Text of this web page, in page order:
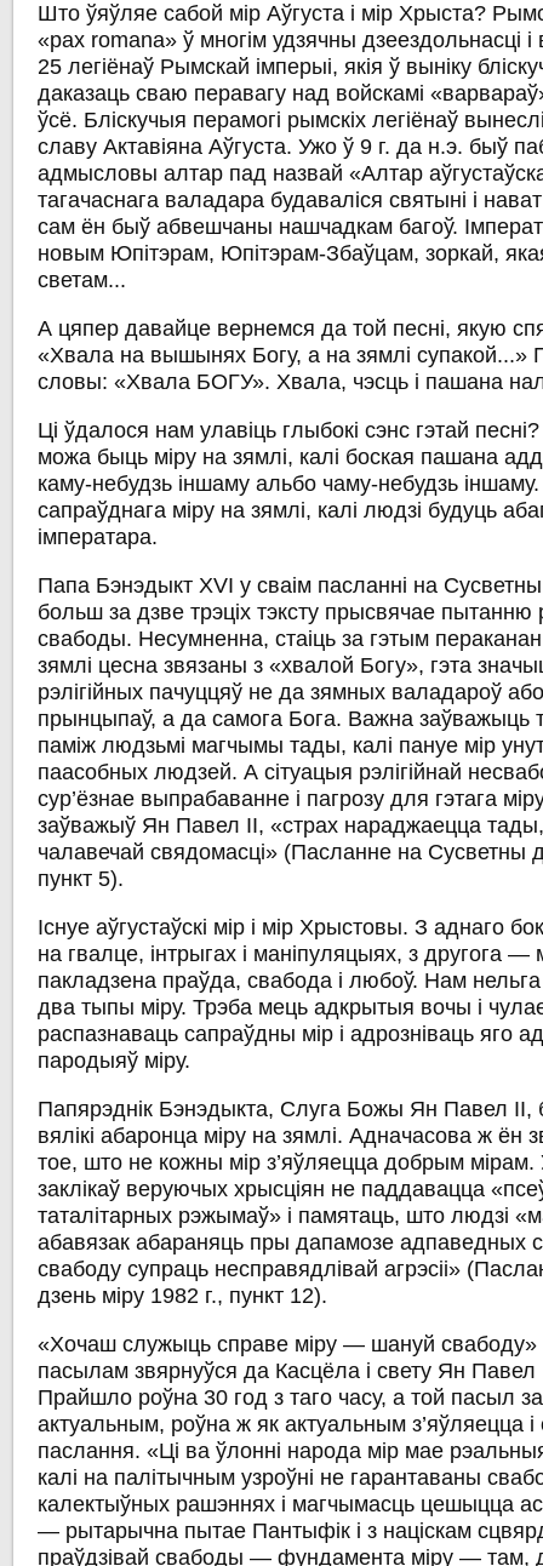
Што ўяўляе сабой мір Аўгуста і мір Хрыста?
«pax romana» ў многім удзячны дзеездольнасці
25 легіёнаў Рымскай імперыі, якія ў выніку
даказаць сваю перавагу над войскамі
ўсё. Бліскучыя перамогі рымскіх легіёнаў
славу Актавіяна Аўгуста. Ужо ў 9 г. да н.э. быў
адмысловы алтар пад назвай «Алтар
тагачаснага валадара будаваліся святыні і
сам ён быў абвешчаны нашчадкам багоў.
новым Юпітэрам, Юпітэрам-Збаўцам, зоркай,
светам...
А цяпер давайце вернемся да той песні, якую
«Хвала на вышынях Богу, а на зямлі супакой...»
словы: «Хвала БОГУ». Хвала, чэсць і пашана
Ці ўдалося нам улавіць глыбокі сэнс гэтай
можа быць міру на зямлі, калі боская пашана
каму-небудзь іншаму альбо чаму-небудзь
сапраўднага міру на зямлі, калі людзі будуць
імператара.
Папа Бэнэдыкт XVI у сваім пасланні на Сусветны
больш за дзве трэціх тэксту прысвячае пытанню
свабоды. Несумненна, стаіць за гэтым
зямлі цесна звязаны з «хвалой Богу», гэта
рэлігійных пачуццяў не да зямных валадароў
прынцыпаў, а да самога Бога. Важна заўважыць
паміж людзьмі магчымы тады, калі пануе мір
паасобных людзей. А сітуацыя рэлігійнай
сур’ёзнае выпрабаванне і пагрозу для гэтага
заўважыў Ян Павел ІІ, «страх нараджаецца тады,
чалавечай свядомасці» (Пасланне на Сусветны
пункт 5).
Існуе аўгустаўскі мір і мір Хрыстовы. З аднаго
на гвалце, інтрыгах і маніпуляцыях, з другога —
пакладзена праўда, свабода і любоў. Нам
два тыпы міру. Трэба мець адкрытыя вочы і
распазнаваць сапраўдны мір і адрозніваць яго
пародыяў міру.
Папярэднік Бэнэдыкта, Слуга Божы Ян Павел
вялікі абаронца міру на зямлі. Адначасова ж ён
тое, што не кожны мір з’яўляецца добрым мірам.
заклікаў веруючых хрысціян не паддавацца
таталітарных рэжымаў» і памятаць, што людзі
абавязак абараняць пры дапамозе адпаведных
свабоду супраць несправядлівай агрэсіі»
дзень міру 1982 г., пункт 12).
«Хочаш служыць справе міру — шануй свабоду»
пасылам звярнуўся да Касцёла і свету Ян Павел
Прайшло роўна 30 год з таго часу, а той пасыл
актуальным, роўна ж як актуальным з’яўляецца і
паслання. «Ці ва ўлонні народа мір мае
калі на палітычным узроўні не гарантаваны
калектыўных рашэннях і магчымасць цешыцца
— рытарычна пытае Пантыфік і з націскам
праўдзівай свабоды — фундамента міру — там,